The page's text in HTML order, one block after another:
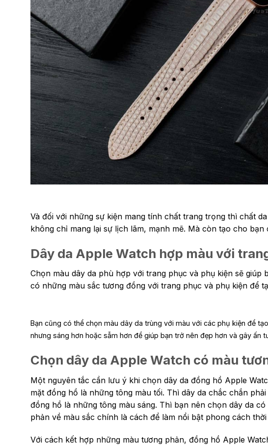
Và đối với những sự kiện mang tính chất trang trọng thì chất
không chỉ mang lại sự lịch lãm, mạnh mẽ. Mà còn tạo cho
Dây da Apple Watch hợp màu với
Chọn màu dây da phù hợp với trang phục và phụ kiện sẽ
có những màu sắc tương đồng với trang phục và phụ kiện để
Bạn cũng có thể chọn màu dây da trùng với màu với các phụ kiện để
nhưng sáng hơn hoặc sẫm hơn để giúp bạn trở nên đẹp hơn và gây ấn
Chọn dây da Apple Watch có màu
Một nguyên tắc cần lưu ý khi chọn dây da đồng hồ Apple
mặt đồng hồ là những tông màu tối. Thì dây da chắc chắn
đồng hồ là những tông màu sáng. Thì bạn nên chọn dây da
phản về màu sắc chính là cách để làm nổi bật phong cách
Với cách kết hợp những màu tương phản, đồng hồ Apple